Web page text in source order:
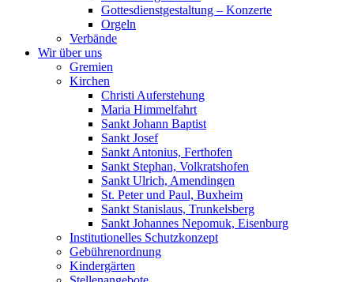
Gottesdienstgestaltung – Konzerte
Orgeln
Verbände
Wir über uns
Gremien
Kirchen
Christi Auferstehung
Maria Himmelfahrt
Sankt Johann Baptist
Sankt Josef
Sankt Antonius, Ferthofen
Sankt Stephan, Volkratshofen
Sankt Ulrich, Amendingen
St. Peter und Paul, Buxheim
Sankt Stanislaus, Trunkelsberg
Sankt Johannes Nepomuk, Eisenburg
Institutionelles Schutzkonzept
Gebührenordnung
Kindergärten